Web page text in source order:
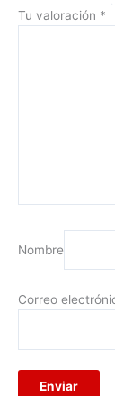
Tu valoración *
Nombre
Correo